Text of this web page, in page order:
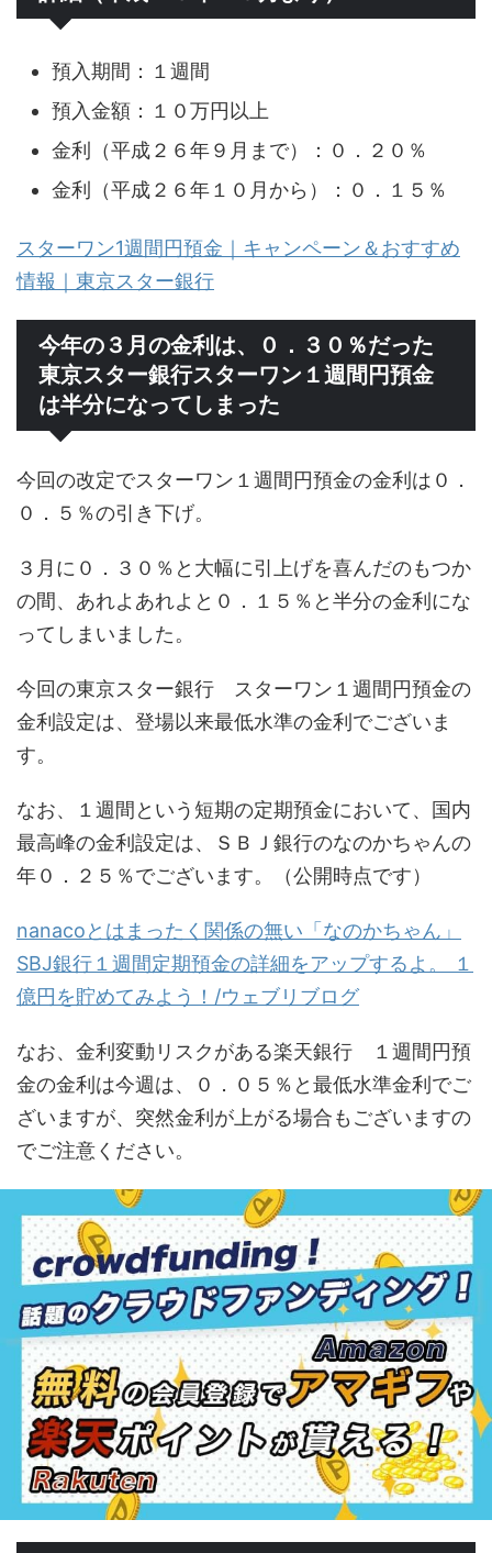
預入期間：１週間
預入金額：１０万円以上
金利（平成２６年９月まで）：０．２０％
金利（平成２６年１０月から）：０．１５％
スターワン1週間円預金｜キャンペーン＆おすすめ
情報｜東京スター銀行
今年の３月の金利は、０．３０％だった
東京スター銀行スターワン１週間円預金
は半分になってしまった
今回の改定でスターワン１週間円預金の金利は０．
０．５％の引き下げ。
３月に０．３０％と大幅に引上げを喜んだのもつか
の間、あれよあれよと０．１５％と半分の金利にな
ってしまいました。
今回の東京スター銀行 スターワン１週間円預金の
金利設定は、登場以来最低水準の金利でございま
す。
なお、１週間という短期の定期預金において、国内
最高峰の金利設定は、ＳＢＪ銀行のなのかちゃんの
年０．２５％でございます。（公開時点です）
nanacoとはまったく関係の無い「なのかちゃん」
SBJ銀行１週間定期預金の詳細をアップするよ。 １
億円を貯めてみよう！/ウェブリブログ
なお、金利変動リスクがある楽天銀行 １週間円預
金の金利は今週は、０．０５％と最低水準金利でご
ざいますが、突然金利が上がる場合もございますの
でご注意ください。